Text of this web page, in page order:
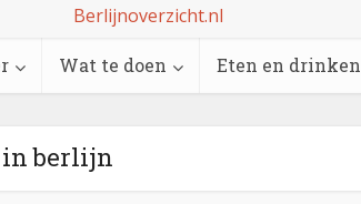
Berlijnoverzicht.nl
Wat te doen Eten en drinken
in berlijn